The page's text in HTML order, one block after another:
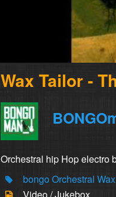
Wax Tailor -
Orchestral hip Hop electro
bongoOrchestral
Video / Jukebox